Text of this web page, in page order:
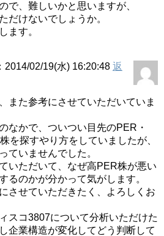
で、難しいかと思いますが、
だけないでしょうか。
ます。
2014/02/19(水) 16:20:48 返
また参考にさせていただいていま
なかで、ついつい目先のPER・
を探すやり方をしていましたが、
ていませんでした。
いただいて、なぜ高PER株が悪い
るのかが分かって気がします。
させていただきたく、よろしくお
スコ3807について分析いただけた
企業構造が変化してどう判断して